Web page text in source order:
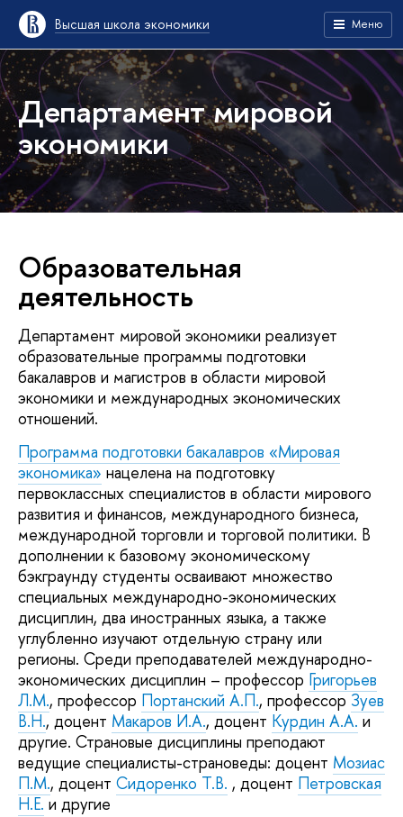
Высшая школа экономики Меню
Департамент мировой
экономики
Образовательная
деятельность
Департамент мировой экономики реализует
образовательные программы подготовки
бакалавров и магистров в области мировой
экономики и международных экономических
отношений.
Программа подготовки бакалавров «Мировая
экономика» нацелена на подготовку
первоклассных специалистов в области мирового
развития и финансов, международного бизнеса,
международной торговли и торговой политики. В
дополнении к базовому экономическому
бэкграунду студенты осваивают множество
специальных международно-экономических
дисциплин, два иностранных языка, а также
углубленно изучают отдельную страну или
регионы. Среди преподавателей международно-
экономических дисциплин – профессор Григорьев
Л.М., профессор Портанский А.П., профессор Зуев
В.Н., доцент Макаров И.А., доцент Курдин А.А. и
другие. Страновые дисциплины преподают
ведущие специалисты-страноведы: доцент Мозиас
П.М., доцент Сидоренко Т.В. , доцент Петровская
Н.Е. и другие